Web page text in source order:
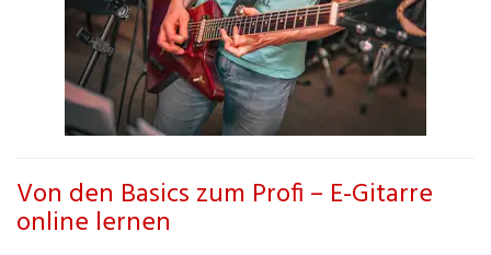
Von den Basics zum Profi – E-Gitarre
online lernen